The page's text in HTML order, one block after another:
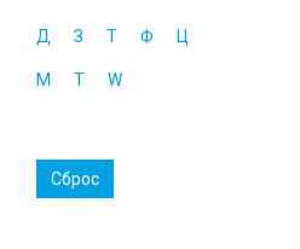
Д З Т Ф Ц
M T W
Сброс